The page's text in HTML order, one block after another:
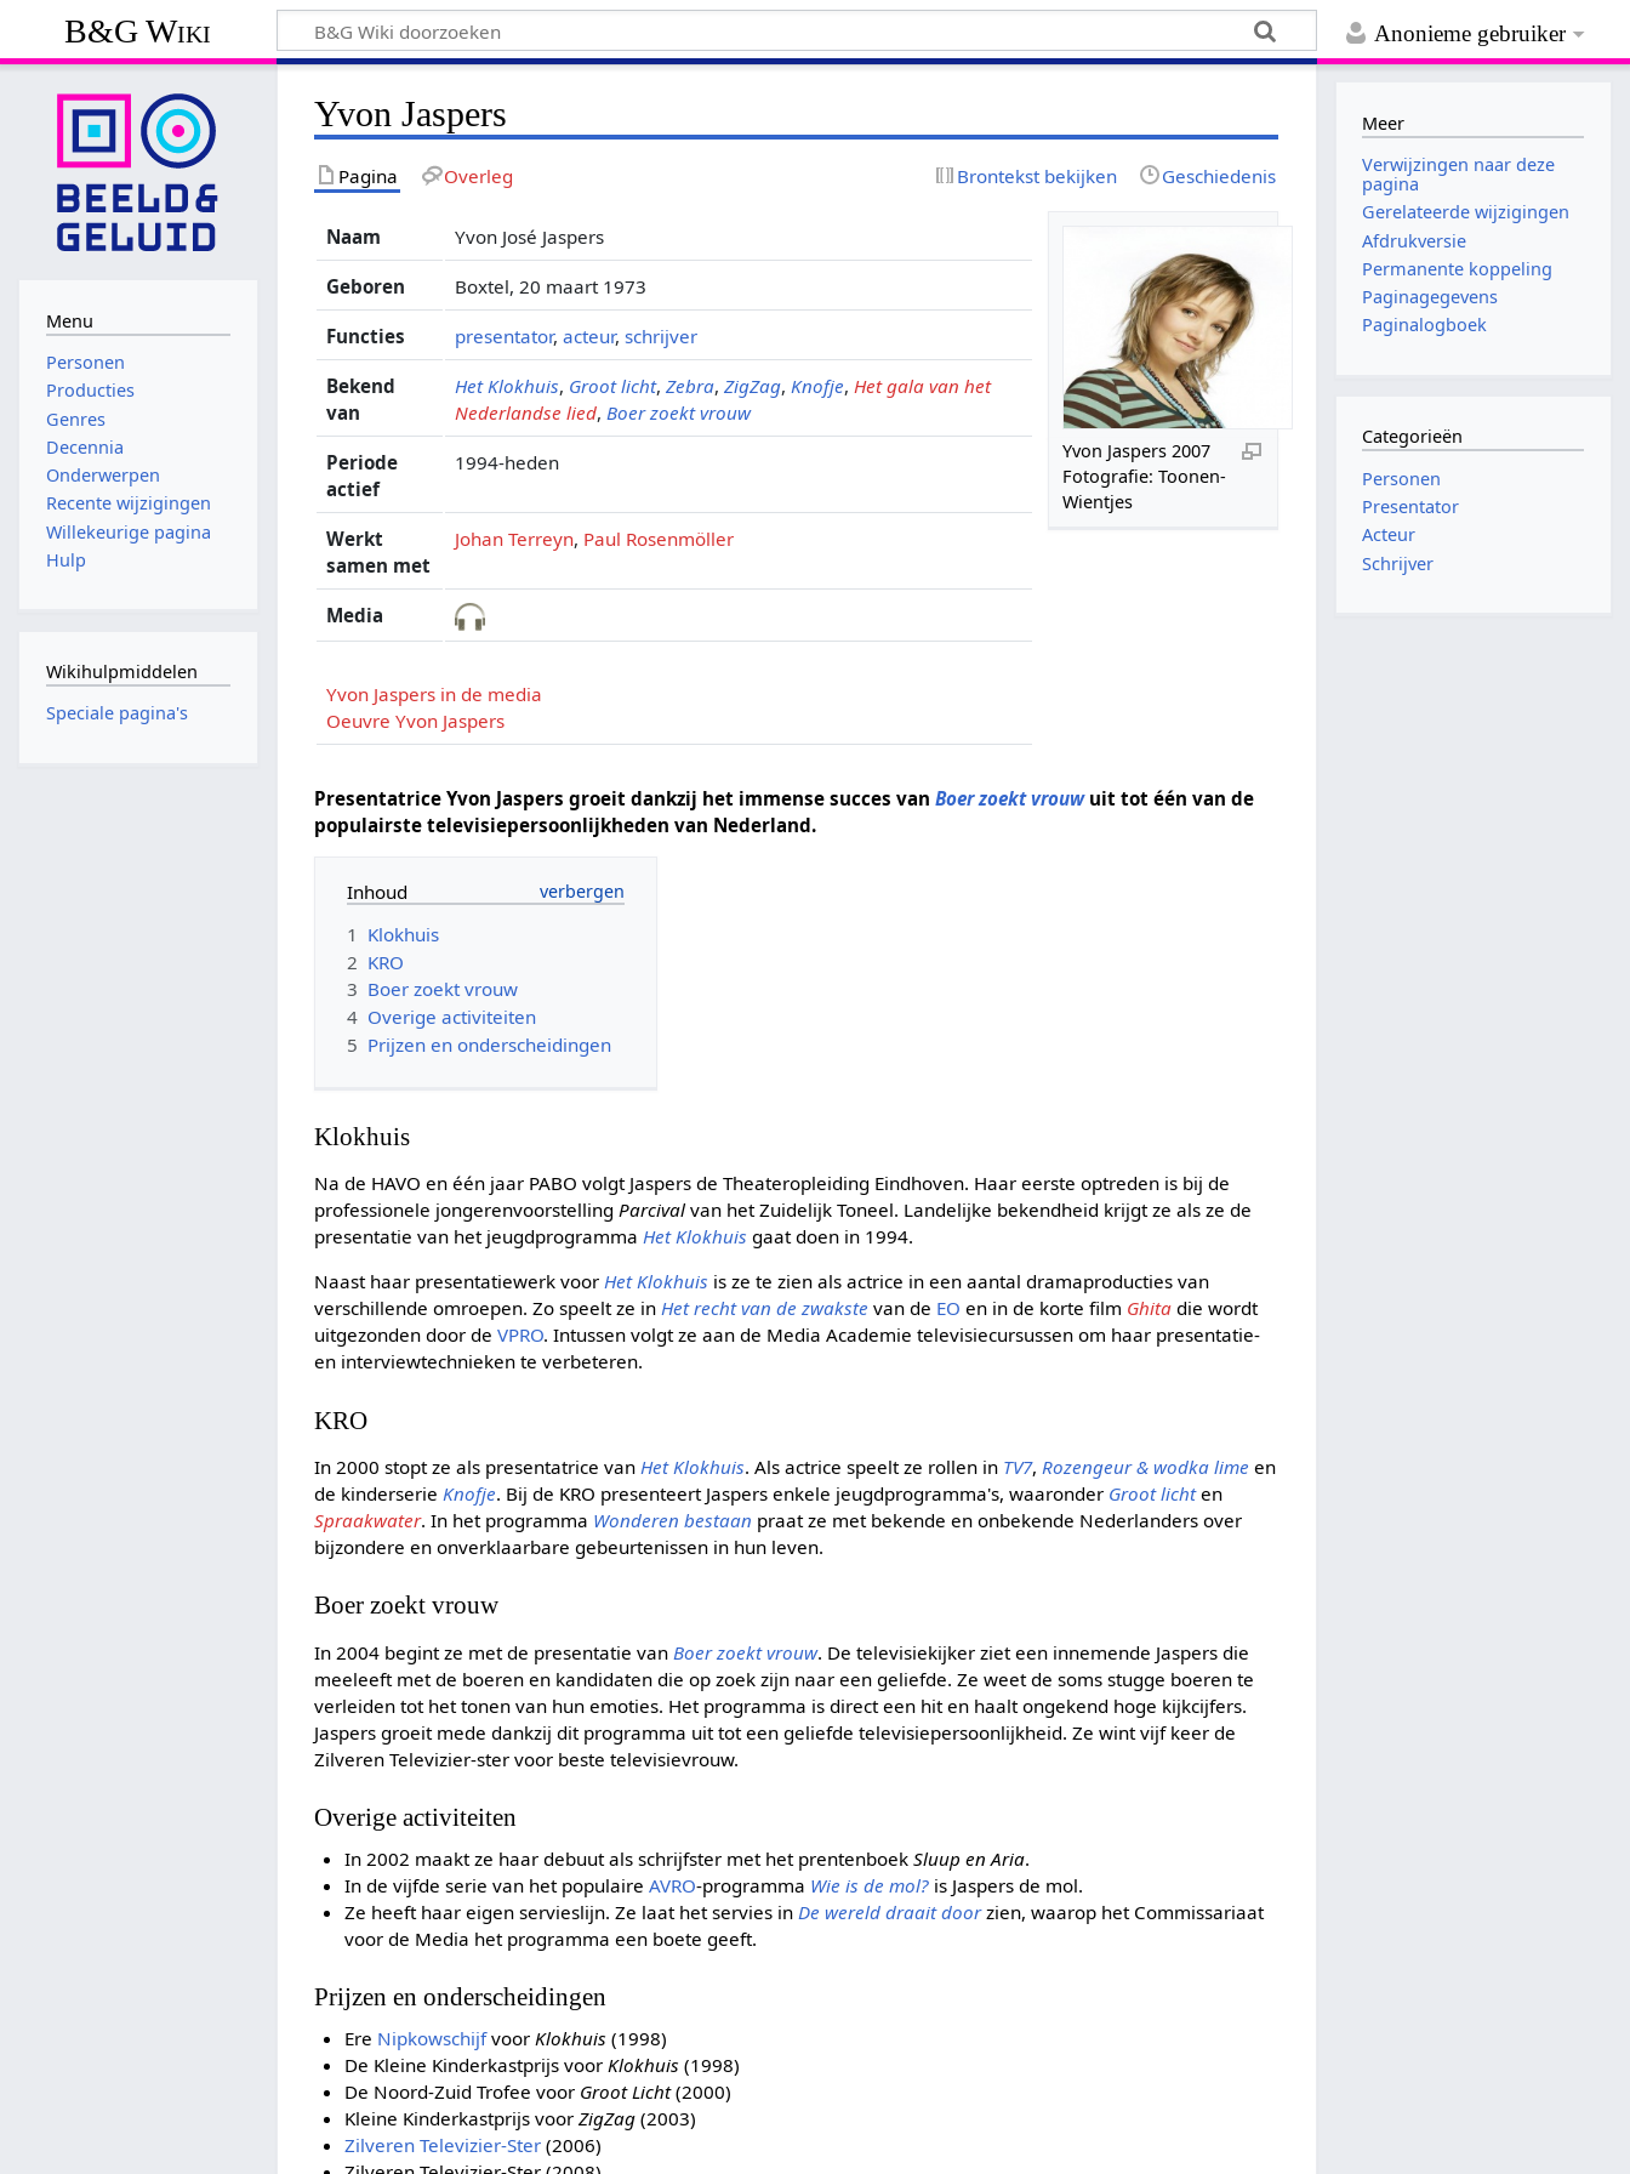
Anonieme gebruiker
B&G Wiki
Yvon Jaspers
Pagina Overleg Brontekst bekijken Geschiedenis
Yvon Jaspers 2007
Fotografie: Toonen-
Wientjes
Naam Yvon José Jaspers
Geboren Boxtel, 20 maart 1973
Functies presentator,acteur,schrijver
Bekend
van
Het Klokhuis, Groot licht,Zebra,ZigZag, Knofje, Het gala van het
Nederlandse lied, Boer zoekt vrouw
Periode
actief
1994-heden
Werkt
samen met
Johan Terreyn, Paul Rosenmöller
Media
Yvon Jaspers in de media
Oeuvre Yvon Jaspers
Presentatrice Yvon Jaspers groeit dankzij het immense succes vanBoer zoekt vrouwuit tot één van de
populairste televisiepersoonlijkheden van Nederland.
Inhoud
1 Klokhuis
2 KRO
3 Boer zoekt vrouw
4 Overige activiteiten
5 Prijzen en onderscheidingen
Klokhuis
Na de HAVO en één jaar PABO volgt Jaspers de Theateropleiding Eindhoven. Haar eerste optreden is bij de
professionele jongerenvoorstelling Parcival van het Zuidelijk Toneel. Landelijke bekendheid krijgt ze als ze de
presentatie van het jeugdprogramma Het Klokhuis gaat doen in 1994.
Naast haar presentatiewerk voorHet Klokhuis is ze te zien als actrice in een aantal dramaproducties van
verschillende omroepen. Zo speelt ze inHet recht van de zwakste van de EO en in de korte film Ghita die wordt
uitgezonden door deVPRO. Intussen volgt ze aan de Media Academie televisiecursussen om haar presentatie-
en interviewtechnieken te verbeteren.
KRO
In 2000 stopt ze als presentatrice van Het Klokhuis. Als actrice speelt ze rollen in TV7, Rozengeur & wodka lime en
de kinderserie Knofje. Bij de KRO presenteert Jaspers enkele jeugdprogramma's, waaronder Groot lichten
Spraakwater. In het programma Wonderen bestaan praat ze met bekende en onbekende Nederlanders over
bijzondere en onverklaarbare gebeurtenissen in hun leven.
Boer zoekt vrouw
In 2004 begint ze met de presentatie van Boer zoekt vrouw. De televisiekijker ziet een innemende Jaspers die
meeleeft met de boeren en kandidaten die op zoek zijn naar een geliefde. Ze weet de soms stugge boeren te
verleiden tot het tonen van hun emoties. Het programma is direct een hit en haalt ongekend hoge kijkcijfers.
Jaspers groeit mede dankzij dit programma uit tot een geliefde televisiepersoonlijkheid. Ze wint vijf keer de
Zilveren Televizier-ster voor beste televisievrouw.
Overige activiteiten
In 2002 maakt ze haar debuut als schrijfster met het prentenboek Sluup en Aria.
In de vijfde serie van het populaire AVRO-programma Wie is de mol?is Jaspers de mol.
Ze heeft haar eigen servieslijn. Ze laat het servies in De wereld draait doorzien, waarop het Commissariaat
voor de Media het programma een boete geeft.
Prijzen en onderscheidingen
Ere Nipkowschijfvoor Klokhuis (1998)
De Kleine Kinderkastprijs voor Klokhuis (1998)
De Noord-Zuid Trofee voor Groot Licht(2000)
Kleine Kinderkastprijs voor ZigZag(2003)
Zilveren Televizier-Ster(2006)
Menu
Personen
Producties
Genres
Decennia
Onderwerpen
Recente wijzigingen
Willekeurige pagina
Hulp
Wikihulpmiddelen
Speciale pagina's
Meer
Verwijzingen naar deze
pagina
Gerelateerde wijzigingen
Afdrukversie
Permanente koppeling
Paginagegevens
Paginalogboek
Categorieën
Personen
Presentator
Acteur
Schrijver